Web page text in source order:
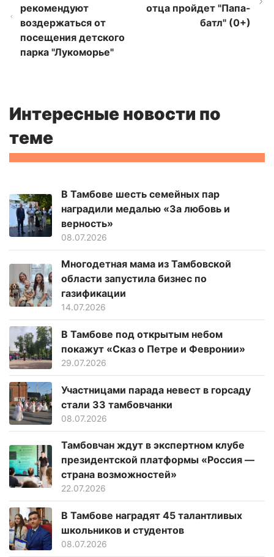
рекомендуют
воздержаться от
посещения детского
парка "Лукоморье"
отца пройдет "Папа-
батл" (0+)
Интересные новости по
теме
В Тамбове шесть семейных пар
наградили медалью «За любовь и
верность»
08.07.2026
Многодетная мама из Тамбовской
области запустила бизнес по
газификации
14.07.2026
В Тамбове под открытым небом
покажут «Сказ о Петре и Февронии»
29.07.2026
Участницами парада невест в горсаду
стали 33 тамбовчанки
08.07.2026
Тамбовчан ждут в экспертном клубе
президентской платформы «Россия —
страна возможностей»
22.07.2026
В Тамбове наградят 45 талантливых
школьников и студентов
08.07.2026